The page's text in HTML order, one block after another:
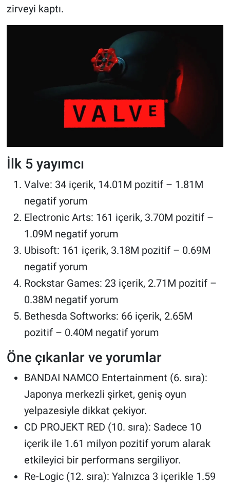
zirveyi kaptı.
İlk 5 yayımcı
Valve: 34 içerik, 14.01M pozitif – 1.81M
negatif yorum
Electronic Arts: 161 içerik, 3.70M pozitif –
1.09M negatif yorum
Ubisoft: 161 içerik, 3.18M pozitif – 0.69M
negatif yorum
Rockstar Games: 23 içerik, 2.71M pozitif –
0.38M negatif yorum
Bethesda Softworks: 66 içerik, 2.65M
pozitif – 0.40M negatif yorum
Öne çıkanlar ve yorumlar
BANDAI NAMCO Entertainment (6. sıra):
Japonya merkezli şirket, geniş oyun
yelpazesiyle dikkat çekiyor.
CD PROJEKT RED (10. sıra): Sadece 10
içerik ile 1.61 milyon pozitif yorum alarak
etkileyici bir performans sergiliyor.
Re-Logic (12. sıra): Yalnızca 3 içerikle 1.59